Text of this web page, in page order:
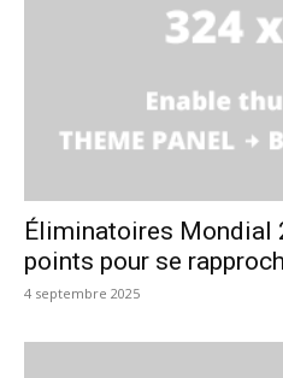
Éliminatoires Mondial
points pour se
4 septembre 2025